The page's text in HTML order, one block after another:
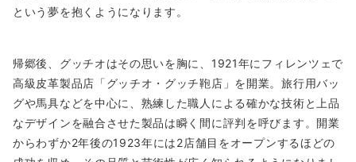
という夢を抱くようになります。
帰郷後、グッチオはその思いを胸に、1921年にフィレンツェで
高級皮革製品店「グッチオ・グッチ鞄店」を開業。旅行用バッ
グや馬具などを中心に、熟練した職人による確かな技術と上品
なデザインを融合させた製品は瞬く間に評判を呼びます。開業
からわずか2年後の1923年には2店舗目をオープンするほどの